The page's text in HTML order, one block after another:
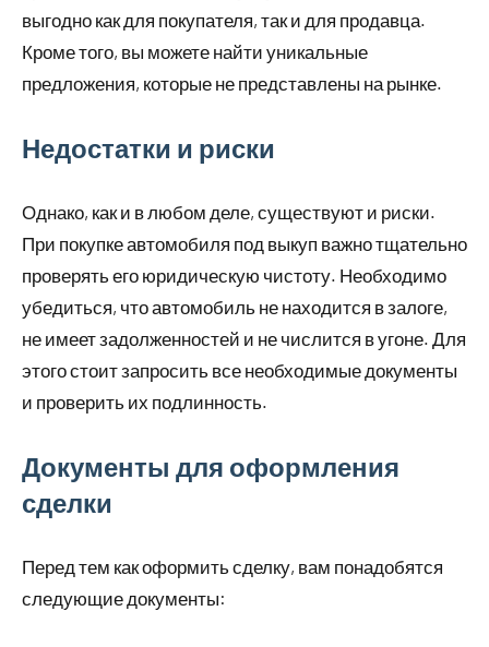
выгодно как для покупателя, так и для продавца.
Кроме того, вы можете найти уникальные
предложения, которые не представлены на рынке.
Недостатки и риски
Однако, как и в любом деле, существуют и риски.
При покупке автомобиля под выкуп важно тщательно
проверять его юридическую чистоту. Необходимо
убедиться, что автомобиль не находится в залоге,
не имеет задолженностей и не числится в угоне. Для
этого стоит запросить все необходимые документы
и проверить их подлинность.
Документы для оформления
сделки
Перед тем как оформить сделку, вам понадобятся
следующие документы: